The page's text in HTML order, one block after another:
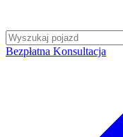
Bezpłatna Konsultacja